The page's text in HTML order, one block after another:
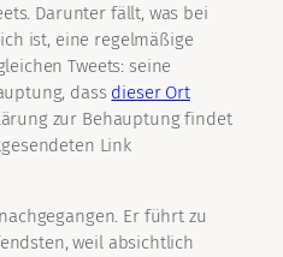
Darunter fällt, was bei
ist, eine regelmäßige
Tweets: seine
dass dieser Ort
zur Behauptung findet
Link
Er führt zu
weil absichtlich